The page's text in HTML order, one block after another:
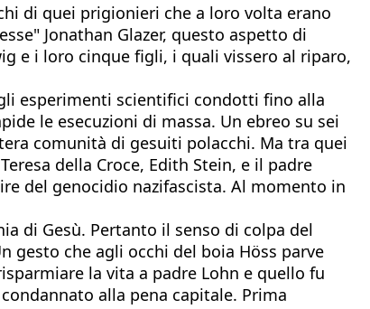
di quei prigionieri che a loro volta erano
Jonathan Glazer, questo aspetto di
e i loro cinque figli, i quali vissero al riparo,
esperimenti scientifici condotti fino alla
le esecuzioni di massa. Un ebreo su sei
comunità di gesuiti polacchi. Ma tra quei
della Croce, Edith Stein, e il padre
del genocidio nazifascista. Al momento in
di Gesù. Pertanto il senso di colpa del
gesto che agli occhi del boia Höss parve
la vita a padre Lohn e quello fu
alla pena capitale. Prima